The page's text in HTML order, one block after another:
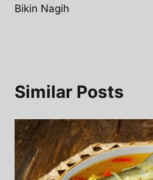
Bikin Nagih
Similar Posts